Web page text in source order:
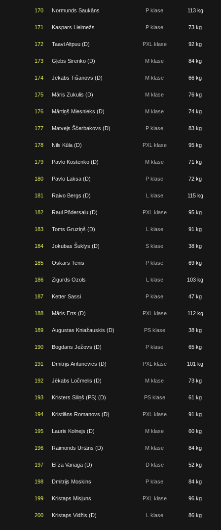
170 Normunds Saukāns P klase 113 kg
171 Kaspars Lielmežs P klase 73 kg
172 Taavi Altpuu (D) PXL klase 92 kg
173 Gļebs Sirenko (D) M klase 84 kg
174 Jēkabs Tišanovs (D) M klase 66 kg
175 Māris Zukulis (D) M klase 76 kg
176 Mārtiņš Miesnieks (D) M klase 74 kg
177 Matvejs Ščerbakovs (D) P klase 83 kg
178 Nils Kūla (D) PXL klase 95 kg
179 Pavlo Kostenko (D) M klase 71 kg
180 Pavlo Laksa (D) P klase 72 kg
181 Raivo Bergs (D) L klase 115 kg
182 Raul Põdersalu (D) PXL klase 95 kg
183 Toms Gruziņš (D) L klase 91 kg
184 Jokubas Šuklys (D) S klase 38 kg
185 Oskars Tenis P klase 69 kg
186 Zigurds Ozols L klase 103 kg
187 Ketter Sassi P klase 47 kg
188 Māris Erts (D) PXL klase 112 kg
189 Augustas Kniažauskis (D) PS klase 38 kg
190 Bogdans Ježovs (D) P klase 65 kg
191 Dmitrijs Antunevics (D) PXL klase 101 kg
192 Jēkabs Ločmelis (D) M klase 73 kg
193 Kristers Siliņš (PS) (D) PS klase 61 kg
194 Kristiāns Romanovs (D) PXL klase 91 kg
195 Lauris Kolnejs (D) M klase 60 kg
196 Raimonds Urtāns (D) M klase 84 kg
197 Elīza Vanaga (D) D klase 52 kg
198 Dmitrijs Moskins P klase 84 kg
199 Kristaps Misjuns PXL klase 96 kg
200 Kristaps Vidžis (D) L klase 86 kg